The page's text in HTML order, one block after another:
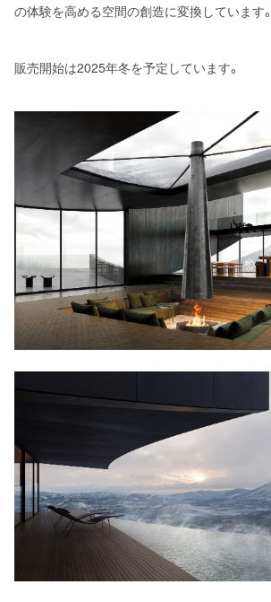
の体験を高める空間の創造に変換しています。
販売開始は2025年冬を予定しています。